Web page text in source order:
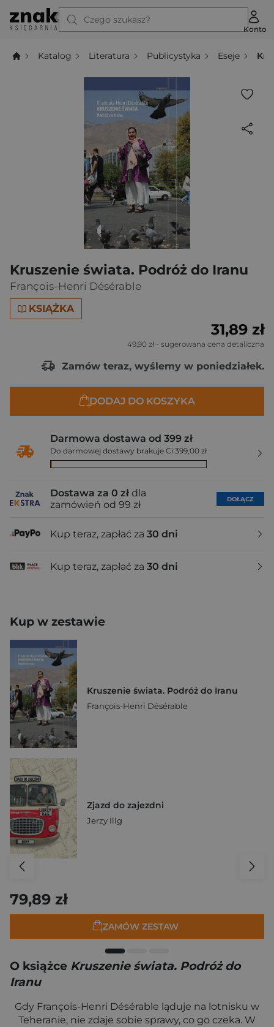
Czego szukasz?
Konto
Katalog Literatura Publicystyka Eseje
Kruszenie świata. Podróż do Iranu
François-Henri Désérable
KSIĄŻKA
31,89 zł
49,90 zł - sugerowana cena detaliczna
Zamów teraz, wyślemy w poniedziałek.
DODAJ DO KOSZYKA
Darmowa dostawa od 399 zł
Do darmowej dostawy brakuje Ci 399,00 zł
Dostawa za 0 zł dla
zamówień od 99 zł
DOŁĄCZ
Kup teraz, zapłać za 30 dni
Kup teraz, zapłać za 30 dni
Kup w zestawie
Kruszenie świata. Podróż do Iranu
François-Henri Désérable
Zjazd do zajezdni
Jerzy Illg
79,89 zł
ZAMÓW ZESTAW
O książce Kruszenie świata. Podróż do
Iranu
Gdy François-Henri Désérable ląduje na lotnisku w
Teheranie, nie zdaje sobie sprawy, co go czeka. W